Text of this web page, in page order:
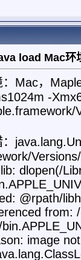
load Mac
：Mac，
-
：
dlopen(/
@rpath/
from:
image